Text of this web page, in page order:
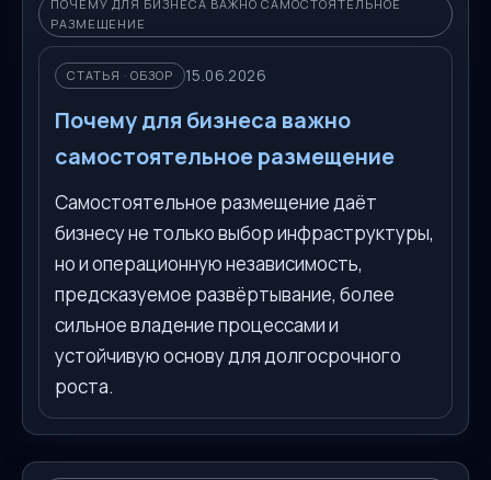
ПОЧЕМУ ДЛЯ БИЗНЕСА ВАЖНО САМОСТОЯТЕЛЬНОЕ
РАЗМЕЩЕНИЕ
СТАТЬЯ · ОБЗОР 15.06.2026
Почему для бизнеса важно
самостоятельное размещение
Самостоятельное размещение даёт
бизнесу не только выбор инфраструктуры,
но и операционную независимость,
предсказуемое развёртывание, более
сильное владение процессами и
устойчивую основу для долгосрочного
роста.